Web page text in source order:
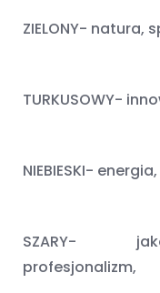
ZIELONY- natura,
TURKUSOWY-
NIEBIESKI-
SZARY-
profesjonalizm,